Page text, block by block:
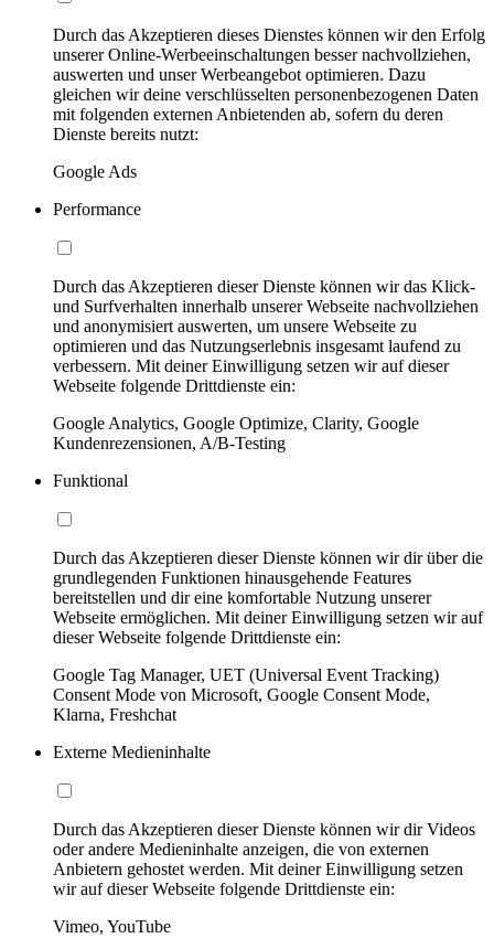
Durch das Akzeptieren dieses Dienstes können wir den Erfolg
unserer Online-Werbeeinschaltungen besser nachvollziehen,
auswerten und unser Werbeangebot optimieren. Dazu
gleichen wir deine verschlüsselten personenbezogenen Daten
mit folgenden externen Anbietenden ab, sofern du deren
Dienste bereits nutzt:
Google Ads
Performance
Durch das Akzeptieren dieser Dienste können wir das Klick-
und Surfverhalten innerhalb unserer Webseite nachvollziehen
und anonymisiert auswerten, um unsere Webseite zu
optimieren und das Nutzungserlebnis insgesamt laufend zu
verbessern. Mit deiner Einwilligung setzen wir auf dieser
Webseite folgende Drittdienste ein:
Google Analytics, Google Optimize, Clarity, Google
Kundenrezensionen, A/B-Testing
Funktional
Durch das Akzeptieren dieser Dienste können wir dir über die
grundlegenden Funktionen hinausgehende Features
bereitstellen und dir eine komfortable Nutzung unserer
Webseite ermöglichen. Mit deiner Einwilligung setzen wir auf
dieser Webseite folgende Drittdienste ein:
Google Tag Manager, UET (Universal Event Tracking)
Consent Mode von Microsoft, Google Consent Mode,
Klarna, Freshchat
Externe Medieninhalte
Durch das Akzeptieren dieser Dienste können wir dir Videos
oder andere Medieninhalte anzeigen, die von externen
Anbietern gehostet werden. Mit deiner Einwilligung setzen
wir auf dieser Webseite folgende Drittdienste ein:
Vimeo, YouTube